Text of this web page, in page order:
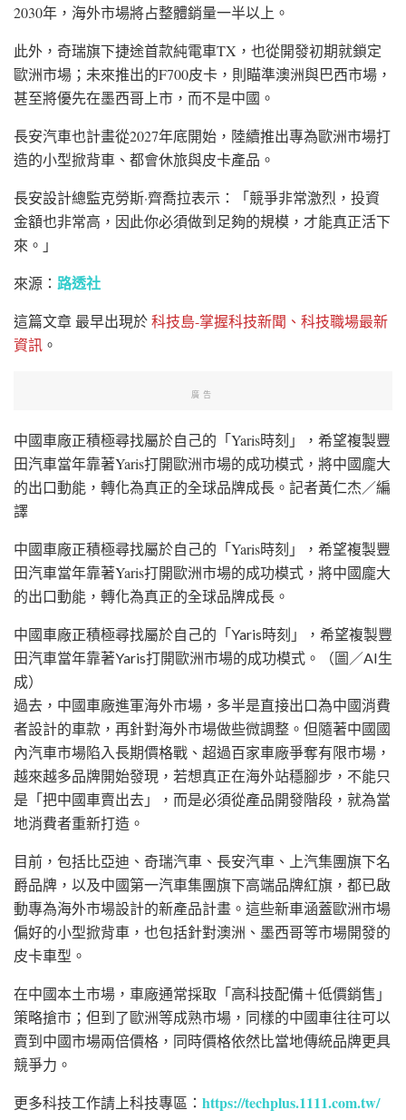
2030年，海外市場將占整體銷量一半以上。
此外，奇瑞旗下捷途首款純電車TX，也從開發初期就鎖定
歐洲市場；未來推出的F700皮卡，則瞄準澳洲與巴西市場，
甚至將優先在墨西哥上市，而不是中國。
長安汽車也計畫從2027年底開始，陸續推出專為歐洲市場打
造的小型掀背車、都會休旅與皮卡產品。
長安設計總監克勞斯·齊喬拉表示：「競爭非常激烈，投資
金額也非常高，因此你必須做到足夠的規模，才能真正活下
來。」
來源： 路透社
這篇文章 最早出現於科技島-掌握科技新聞、科技職場最新
資訊 。
廣告
中國車廠正積極尋找屬於自己的「Yaris時刻」，希望複製豐
田汽車當年靠著Yaris打開歐洲市場的成功模式，將中國龐大
的出口動能，轉化為真正的全球品牌成長。 記者黃仁杰／編
譯
中國車廠正積極尋找屬於自己的「Yaris時刻」，希望複製豐
田汽車當年靠著Yaris打開歐洲市場的成功模式，將中國龐大
的出口動能，轉化為真正的全球品牌成長。
中國車廠正積極尋找屬於自己的「Yaris時刻」，希望複製豐
田汽車當年靠著Yaris打開歐洲市場的成功模式。（圖／AI生
成）
過去，中國車廠進軍海外市場，多半是直接出口為中國消費
者設計的車款，再針對海外市場做些微調整。但隨著中國國
內汽車市場陷入長期價格戰、超過百家車廠爭奪有限市場，
越來越多品牌開始發現，若想真正在海外站穩腳步，不能只
是「把中國車賣出去」，而是必須從產品開發階段，就為當
地消費者重新打造。
目前，包括比亞迪 、 奇瑞汽車 、 長安汽車 、 上汽集團旗下名
爵品牌，以及中國第一汽車集團旗下高端品牌紅旗 ，都已啟
動專為海外市場設計的新產品計畫。這些新車涵蓋歐洲市場
偏好的小型掀背車，也包括針對澳洲 、 墨西哥等市場開發的
皮卡車型。
在中國本土市場，車廠通常採取「高科技配備＋低價銷售」
策略搶市；但到了歐洲等成熟市場，同樣的中國車往往可以
賣到中國市場兩倍價格，同時價格依然比當地傳統品牌更具
競爭力。
更多科技工作請上科技專區： https://techplus.1111.com.tw/